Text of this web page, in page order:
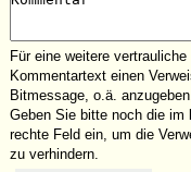
Für eine weitere
Kommentartext einen
Bitmessage, o.ä. anzugeben.
Geben Sie bitte noch die im
rechte Feld ein, um die
zu verhindern.